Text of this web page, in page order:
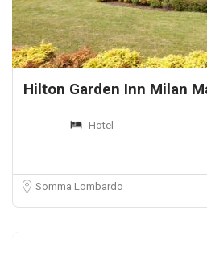
Hilton Garden Inn Milan
Hotel
Somma Lombardo